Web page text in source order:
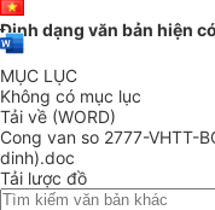
Định dạng văn bản hiện
MỤC LỤC
Không có mục lục
Tải về (WORD)
Cong van so 2777-VHTT-
dinh).doc
Tải lược đồ